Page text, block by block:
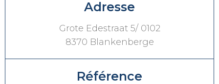
Adresse
Grote Edestraat 5/ 0102
8370 Blankenberge
Référence